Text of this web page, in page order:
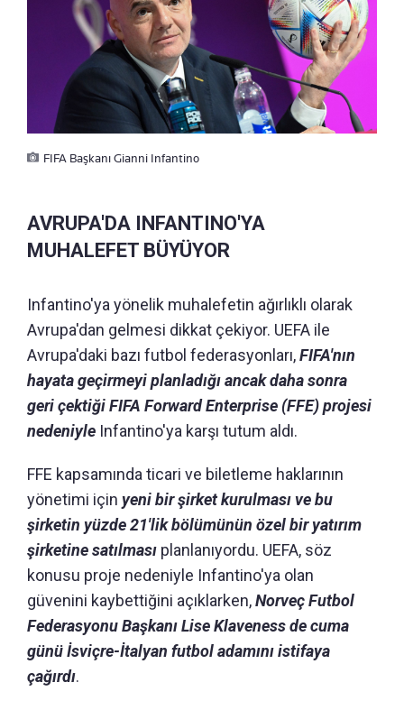
FIFA Başkanı Gianni Infantino
AVRUPA'DA INFANTINO'YA
MUHALEFET BÜYÜYOR
Infantino'ya yönelik muhalefetin ağırlıklı olarak
Avrupa'dan gelmesi dikkat çekiyor. UEFA ile
Avrupa'daki bazı futbol federasyonları,FIFA'nın
hayata geçirmeyi planladığı ancak daha sonra
geri çektiği FIFA Forward Enterprise (FFE) projesi
nedeniyle Infantino'ya karşı tutum aldı.
FFE kapsamında ticari ve biletleme haklarının
yönetimi için yeni bir şirket kurulması ve bu
şirketin yüzde 21'lik bölümünün özel bir yatırım
şirketine satılması planlanıyordu. UEFA, söz
konusu proje nedeniyle Infantino'ya olan
güvenini kaybettiğini açıklarken,Norveç Futbol
Federasyonu Başkanı Lise Klaveness de cuma
günü İsviçre-İtalyan futbol adamını istifaya
çağırdı.